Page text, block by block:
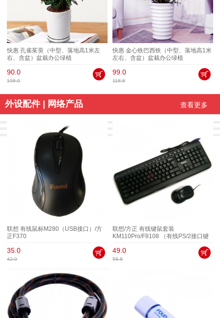
快惠 孔雀茱萸（中型、落地高1米左
右、含盆）盆栽办公绿植
90.0
108.0
快惠 金心铁巴西铁（中型、落地高1米
左右、含盆）盆栽办公绿植
99.0
118.8
外设配件 | 网络产品 查看更多
联想 有线鼠标M280（USB接口）/方
正F370
35.0
42.0
联想/方正 有线键鼠套装
KM110Pro/F8108 （有线PS/2接口键
49.0
58.8